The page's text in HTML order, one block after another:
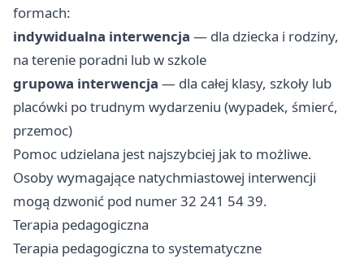
formach:
indywidualna interwencja — dla dziecka i rodziny,
na terenie poradni lub w szkole
grupowa interwencja — dla całej klasy, szkoły lub
placówki po trudnym wydarzeniu (wypadek, śmierć,
przemoc)
Pomoc udzielana jest najszybciej jak to możliwe.
Osoby wymagające natychmiastowej interwencji
mogą dzwonić pod numer 32 241 54 39.
Terapia pedagogiczna
Terapia pedagogiczna to systematyczne